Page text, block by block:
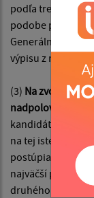
podľa tretej vety
podobe
Generálnej
výpisu z registra
(3) Na zvolenie
nadpolovičnej
kandidátov takú
na tej istej
postúpia dvaja
najväčší počet
druhého kola